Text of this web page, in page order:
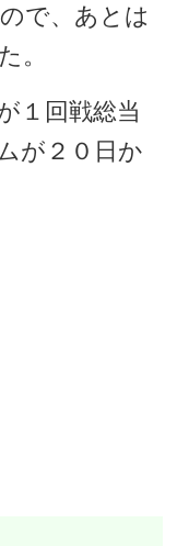
で、あとは
。
１回戦総当
が２０日か